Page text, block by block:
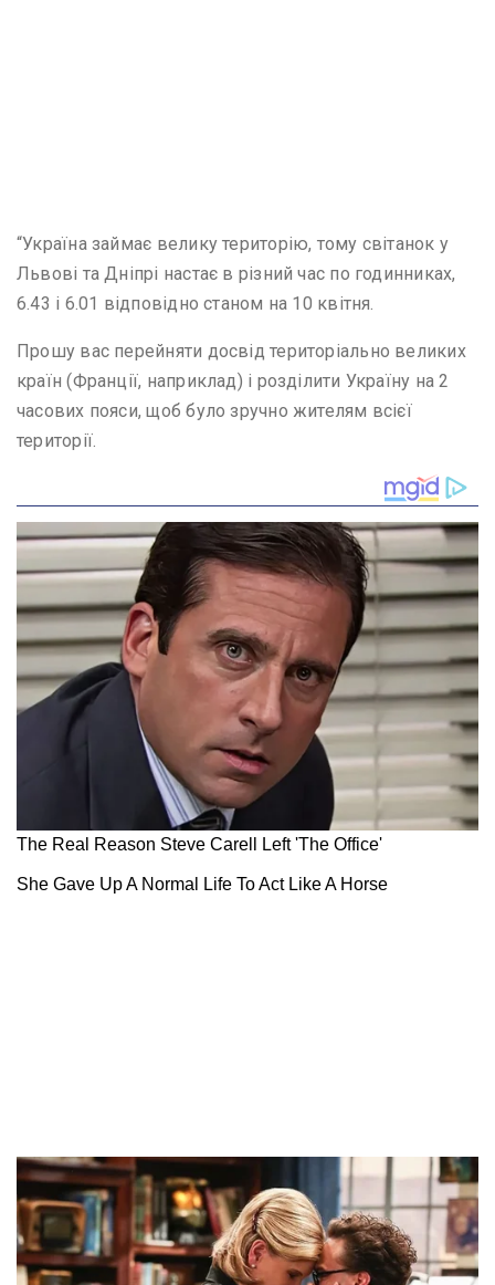
“Україна займає велику територію, тому світанок у
Львові та Дніпрі настає в різний час по годинниках,
6.43 і 6.01 відповідно станом на 10 квітня.
Прошу вас перейняти досвід територіально великих
країн (Франції, наприклад) і розділити Україну на 2
часових пояси, щоб було зручно жителям всієї
території.